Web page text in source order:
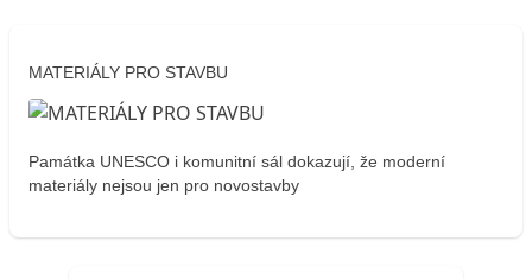
MATERIÁLY PRO STAVBU
Památka UNESCO i komunitní sál dokazují, že moderní
materiály nejsou jen pro novostavby